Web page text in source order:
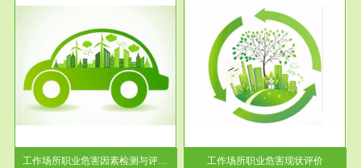
工作场所职业危害因素检测与评价...
服务范围
工作场所职业危害现状评价
【现状评价意义】：具体因素---
-通过质谱分析等多种手段明确
工作场...
工作场所职业危害现状评价